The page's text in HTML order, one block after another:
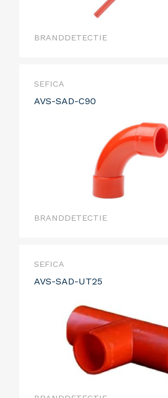
BRANDDETECTIE
SEFICA
AVS-SAD-C90
BRANDDETECTIE
SEFICA
AVS-SAD-UT25